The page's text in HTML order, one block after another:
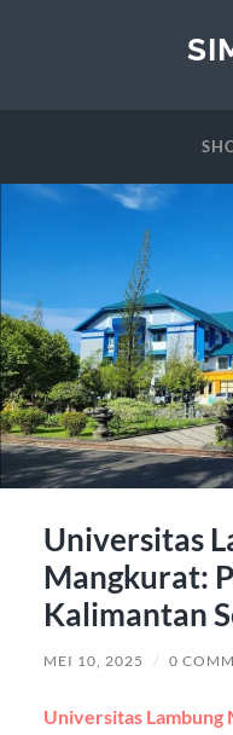
Universitas
Mangkurat:
Kalimantan
MEI 10, 2025 / 0
Universitas Lambung